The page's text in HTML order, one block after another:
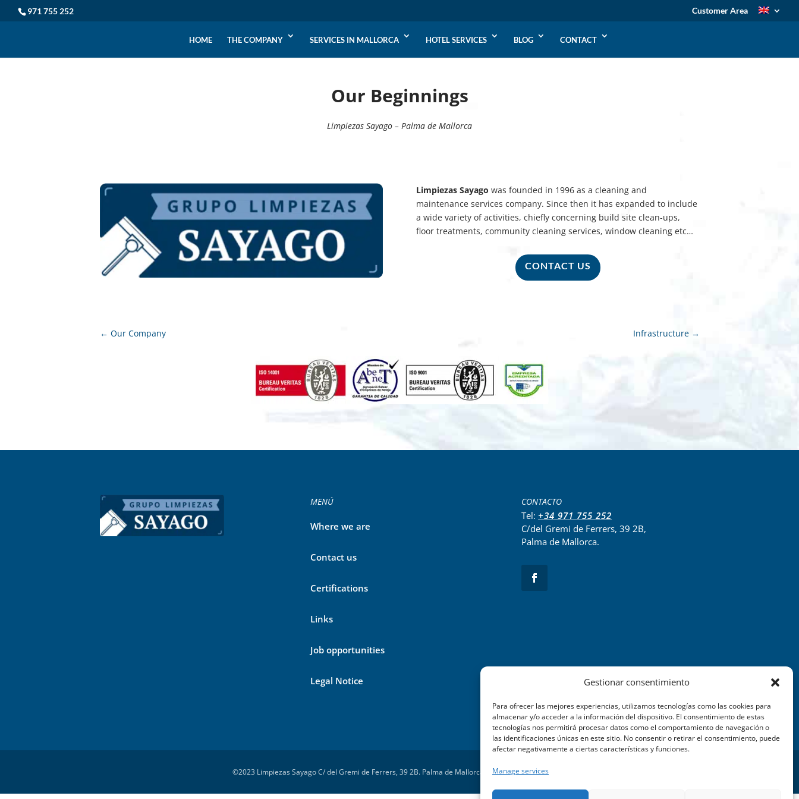
Gestionar consentimiento
Para ofrecer las mejores experiencias, utilizamos tecnologías como las cookies para
almacenar y/o acceder a la información del dispositivo. El consentimiento de estas
tecnologías nos permitirá procesar datos como el comportamiento de navegación o
las identificaciones únicas en este sitio. No consentir o retirar el consentimiento, puede
afectar negativamente a ciertas características y funciones.
Manage services
971 755 252 Customer Area
HOME THE COMPANY SERVICES IN MALLORCA HOTEL SERVICES BLOG CONTACT
Our Beginnings
Limpiezas Sayago – Palma de Mallorca
Limpiezas Sayago was founded in 1996 as a cleaning and
maintenance services company. Since then it has expanded to include
a wide variety of activities, chiefly concerning build site clean-ups,
floor treatments, community cleaning services, window cleaning etc…
CONTACT US
← Our Company Infrastructure→
MENÚ
Where we are
Contact us
Certifications
Links
Job opportunities
Legal Notice
CONTACTO
Tel: +34 971 755 252
C/del Gremi de Ferrers, 39 2B,
Palma de Mallorca.
©2023 Limpiezas Sayago C/ del Gremi de Ferrers, 39 2B. Palma de Mallorca – Powered byTEIX WEB